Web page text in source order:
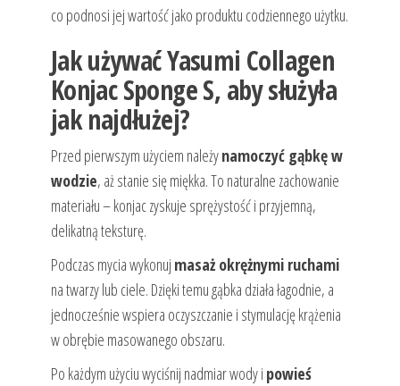
co podnosi jej wartość jako produktu codziennego użytku.
Jak używać Yasumi Collagen
Konjac Sponge S, aby służyła
jak najdłużej?
Przed pierwszym użyciem należynamoczyć gąbkę w
wodzie, aż stanie się miękka. To naturalne zachowanie
materiału – konjac zyskuje sprężystość i przyjemną,
delikatną teksturę.
Podczas mycia wykonuj masaż okrężnymi ruchami
na twarzy lub ciele. Dzięki temu gąbka działa łagodnie, a
jednocześnie wspiera oczyszczanie i stymulację krążenia
w obrębie masowanego obszaru.
Po każdym użyciu wyciśnij nadmiar wody i powieś